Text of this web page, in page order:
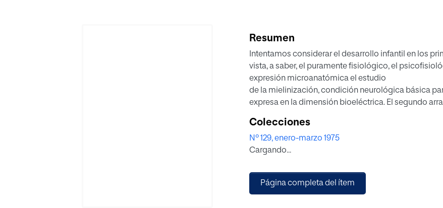
Resumen
Intentamos considerar el desarrollo infantil en los
vista, a saber, el puramente fisiológico, el
expresión microanatómica el estudio
de la mielinización, condición neurológica básica
expresa en la dimensión bioeléctrica. El segundo
determinada por efecto de factores primariamente
estudiar el comportamiento en sí mismo, por lo que
establecer relaciones estables al nivel
Colecciones
Nº 129, enero-marzo 1975
Cargando...
Página completa del ítem